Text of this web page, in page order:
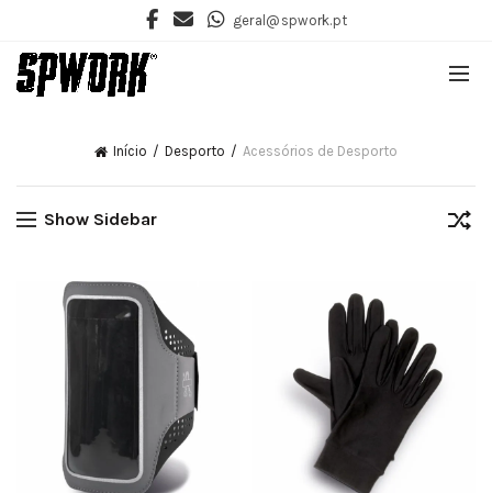
geral@spwork.pt
Início Desporto Acessórios de Desporto
Show Sidebar